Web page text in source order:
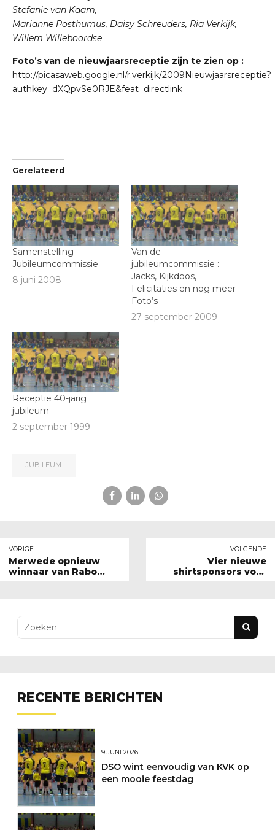
Stefanie van Kaam,
Marianne Posthumus, Daisy Schreuders, Ria Verkijk,
Willem Willeboordse
Foto’s van de nieuwjaarsreceptie zijn te zien op :
http://picasaweb.google.nl/r.verkijk/2009Nieuwjaarsreceptie?
authkey=dXQpvSe0RJE&feat=directlink
Gerelateerd
Samenstelling
Jubileumcommissie
8 juni 2008
Van de
jubileumcommissie :
Jacks, Kijkdoos,
Felicitaties en nog meer
Foto’s
27 september 2009
Receptie 40-jarig
jubileum
2 september 1999
JUBILEUM
VORIGE
Merwede opnieuw
winnaar van Rabo
VOLGENDE
Vier nieuwe
shirtsponsors voor
RECENTE BERICHTEN
9 JUNI 2026
DSO wint eenvoudig van KVK op
een mooie feestdag